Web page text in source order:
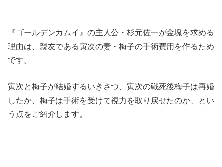
『ゴールデンカムイ』の主人公・杉元佐一が金塊を求める
理由は、親友である寅次の妻・梅子の手術費用を作るため
です。
寅次と梅子が結婚するいきさつ、寅次の戦死後梅子は再婚
したか、梅子は手術を受けて視力を取り戻せたのか、とい
う点をご紹介します。